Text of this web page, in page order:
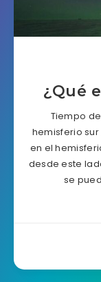
¿Qué
Tiempo
hemisferio
en el
desde este
se